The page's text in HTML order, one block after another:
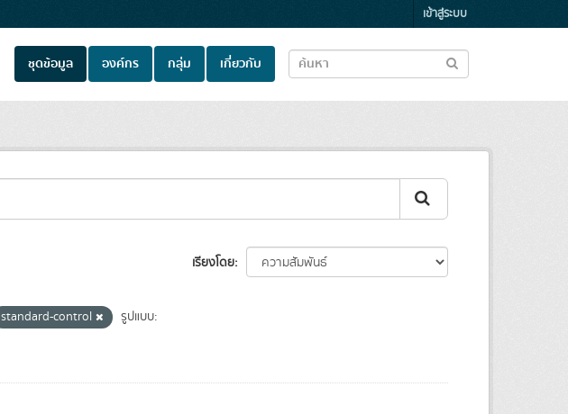
เข้าสู่ระบบ
ชุดข้อมูล องค์กร กลุ่ม เกี่ยวกับ
เรียงโดย
standard-control
รูปแบบ: